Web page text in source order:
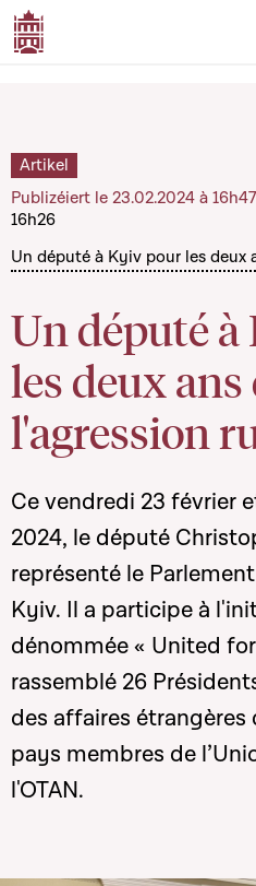
Un député à Kyiv pour les deux
Un député
les deux
l'agression
Artikel
Publizéiert le 23.02.2024 à 16h47
16h26
Ce vendredi 23 février
2024, le député
représenté le
Kyiv. Il a participe à
dénommée « United
rassemblé 26
des affaires
pays membres de
l'OTAN.